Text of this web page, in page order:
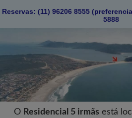
Reservas: (11) 96206 8555
5888
O Residencial 5 irmãs está